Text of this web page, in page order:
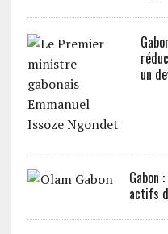
un
Gabon
actifs